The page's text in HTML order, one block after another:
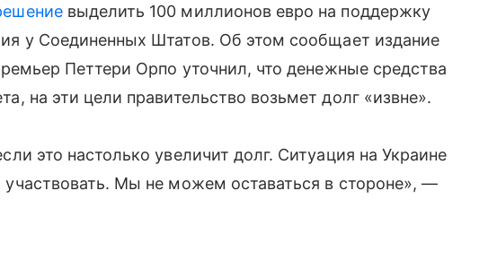
выделить 100 миллионов евро на поддержку
у Соединенных Штатов. Об этом сообщает издание
Петтери Орпо уточнил, что денежные средства
на эти цели правительство возьмет долг «извне».
это настолько увеличит долг. Ситуация на Украине
Мы не можем оставаться в стороне», —